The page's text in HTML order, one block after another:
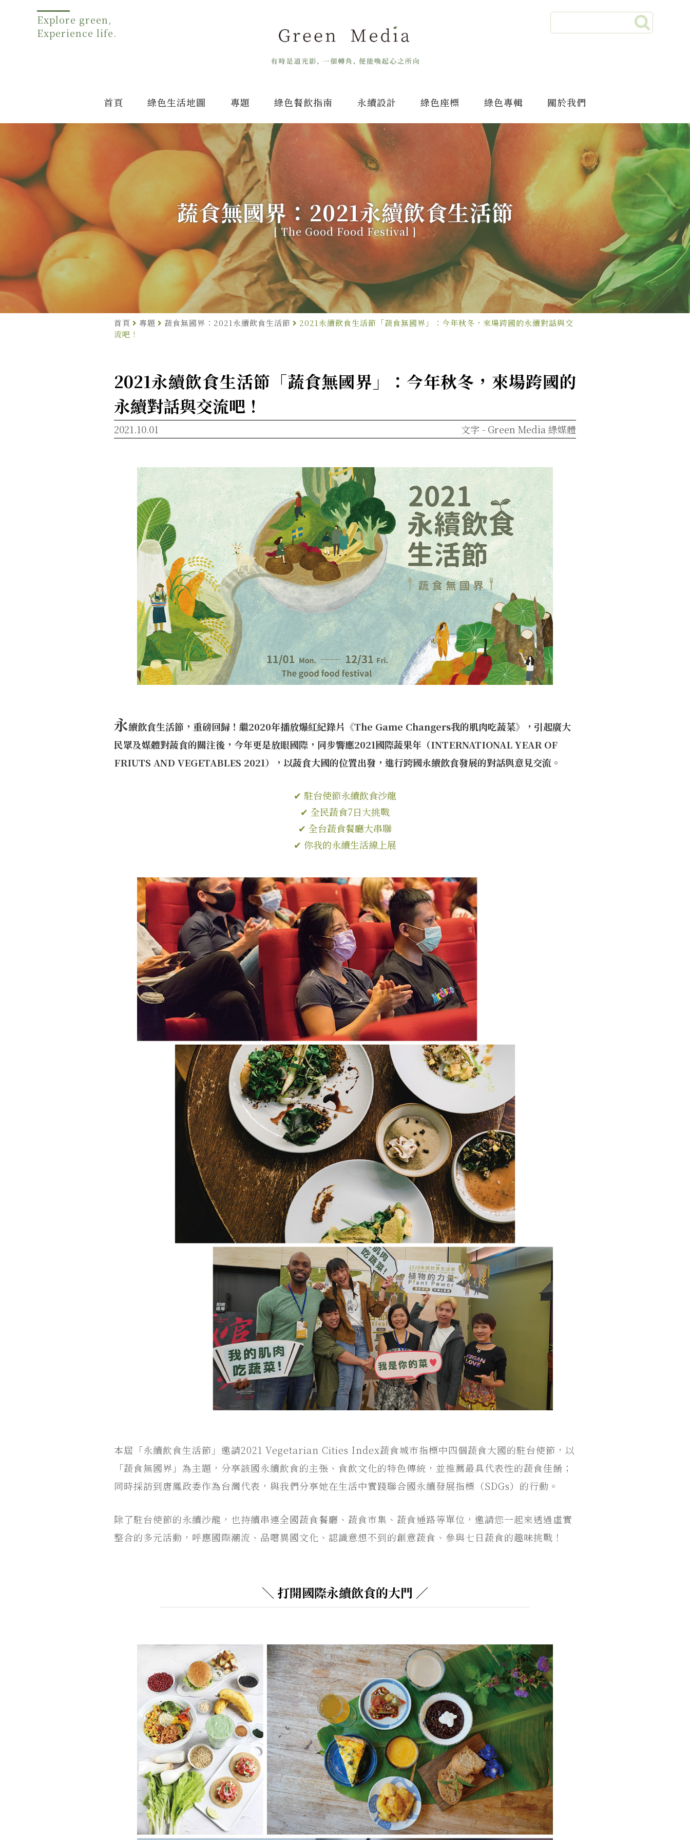
Explore green,
Experience life.
首頁 綠色生活地圖 專題 綠色餐飲指南 永續設計 綠色座標 綠色專輯 關於我們
蔬食無國界：2021永續飲食生活節
[ The Good Food Festival ]
首頁 專題 蔬食無國界：2021永續飲食生活節
2021永續飲食生活節「蔬食無國界」：今年秋冬，來場跨國的永續對話與交
流吧！
2021永續飲食生活節「蔬食無國界」：今年秋冬，來場跨國的
永續對話與交流吧！
2021.10.01 文字 - Green Media 綠媒體
永續飲食生活節，重磅回歸！繼2020年播放爆紅紀錄片《The Game Changers我的肌肉吃蔬菜》，引起廣大
民眾及媒體對蔬食的關注後，今年更是放眼國際，同步響應2021國際蔬果年（INTERNATIONAL YEAR OF
FRIUTS AND VEGETABLES 2021），以蔬食大國的位置出發，進行跨國永續飲食發展的對話與意見交流。
✔ 駐台使節永續飲食沙龍
✔ 全民蔬食7日大挑戰
✔ 全台蔬食餐廳大串聯
✔ 你我的永續生活線上展
本屆「永續飲食生活節」邀請2021 Vegetarian Cities Index蔬食城市指標中四個蔬食大國的駐台使節，以
「蔬食無國界」為主題，分享該國永續飲食的主張、食飲文化的特色傳統，並推薦最具代表性的蔬食佳餚；
同時採訪到唐鳳政委作為台灣代表，與我們分享她在生活中實踐聯合國永續發展指標（SDGs）的行動。
除了駐台使節的永續沙龍，也持續串連全國蔬食餐廳、蔬食市集、蔬食通路等單位，邀請您一起來透過虛實
整合的多元活動，呼應國際潮流、品嚐異國文化、認識意想不到的創意蔬食、參與七日蔬食的趣味挑戰！
＼ 打開國際永續飲食的大門 ／